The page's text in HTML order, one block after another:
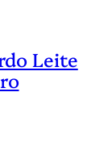
Leite